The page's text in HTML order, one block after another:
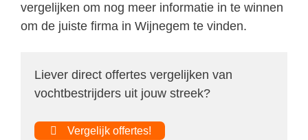
vergelijken om nog meer informatie in te winnen
om de juiste firma in Wijnegem te vinden.
Liever direct offertes vergelijken van
vochtbestrijders uit jouw streek?
Vergelijk offertes!